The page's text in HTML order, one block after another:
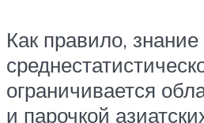
Как правило,
ограничивается
и парочкой